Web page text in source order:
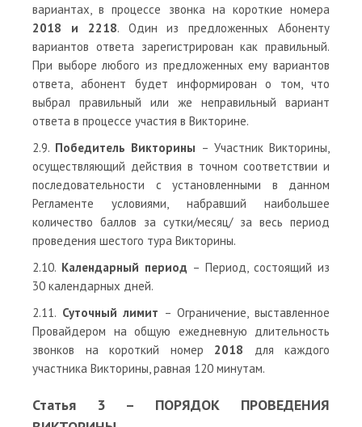
вариантах, в процессе звонка на короткие номера
2018 и 2218. Один из предложенных Абоненту
вариантов ответа зарегистрирован как правильный.
При выборе любого из предложенных ему вариантов
ответа, абонент будет информирован о том, что
выбрал правильный или же неправильный вариант
ответа в процессе участия в Викторине.
2.9. Победитель Викторины – Участник Викторины,
осуществляющий действия в точном соответствии и
последовательности с установленными в данном
Регламенте условиями, набравший наибольшее
количество баллов за сутки/месяц/ за весь период
проведения шестого тура Викторины.
2.10. Календарный период – Период, состоящий из
30 календарных дней.
2.11. Суточный лимит – Ограничение, выставленное
Провайдером на общую ежедневную длительность
звонков на короткий номер 2018 для каждого
участника Викторины, равная 120 минутам.
Статья 3 – ПОРЯДОК ПРОВЕДЕНИЯ